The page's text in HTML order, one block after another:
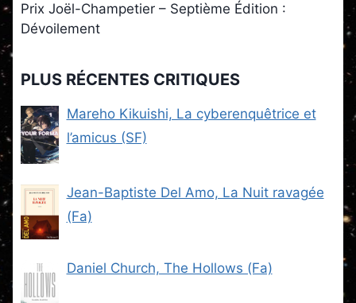
Prix Joël-Champetier – Septième Édition :
Dévoilement
PLUS RÉCENTES CRITIQUES
Mareho Kikuishi, La cyberenquêtrice et
l’amicus (SF)
Jean-Baptiste Del Amo, La Nuit ravagée
(Fa)
Daniel Church, The Hollows (Fa)